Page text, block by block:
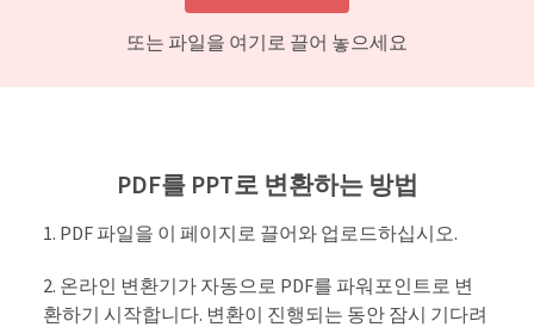
또는 파일을 여기로 끌어 놓으세요
PDF를 PPT로 변환하는 방법
PDF 파일을 이 페이지로 끌어와 업로드하십시오.
온라인 변환기가 자동으로 PDF를 파워포인트로 변
환하기 시작합니다. 변환이 진행되는 동안 잠시 기다려